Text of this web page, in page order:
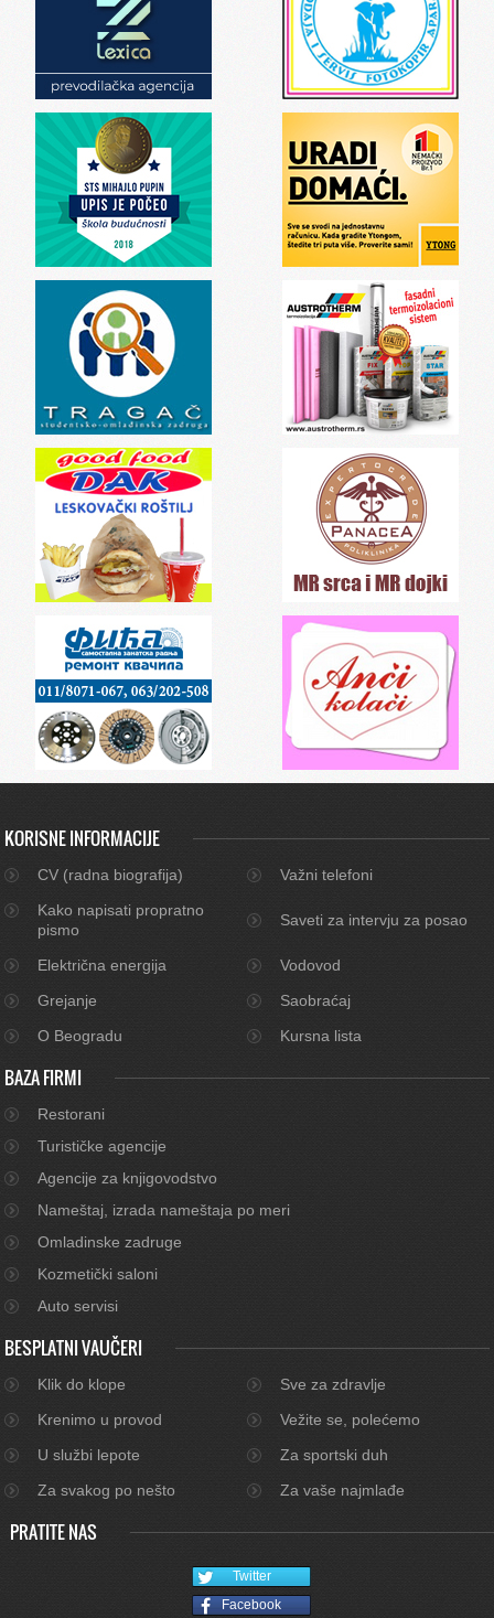
KORISNE INFORMACIJE
CV (radna biografija)
Važni telefoni
Kako napisati propratno
pismo
Saveti za intervju za posao
Električna energija
Vodovod
Grejanje
Saobraćaj
O Beogradu
Kursna lista
BAZA FIRMI
Restorani
Turističke agencije
Agencije za knjigovodstvo
Nameštaj, izrada nameštaja po meri
Omladinske zadruge
Kozmetički saloni
Auto servisi
BESPLATNI VAUČERI
Klik do klope
Sve za zdravlje
Krenimo u provod
Vežite se, polećemo
U službi lepote
Za sportski duh
Za svakog po nešto
Za vaše najmlađe
PRATITE NAS
Twitter
Facebook